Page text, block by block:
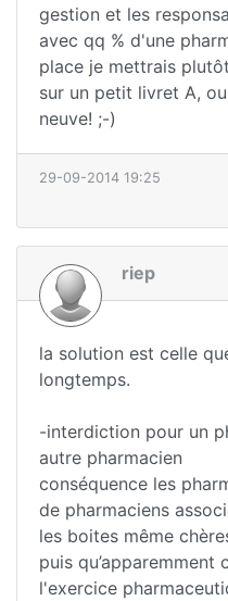
gestion et les
avec qq % d'une
place je mettrais
sur un petit livret A,
neuve! ;-)
29-09-2014 19:25
riep
la solution est celle
longtemps.
-interdiction pour un
autre pharmacien
conséquence les
de pharmaciens
les boites même
puis
l'exercice